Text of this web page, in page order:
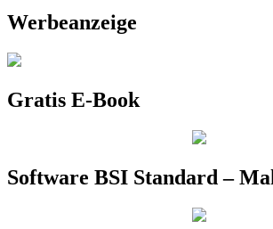
Werbeanzeige
Gratis E-Book
Software BSI Standard –